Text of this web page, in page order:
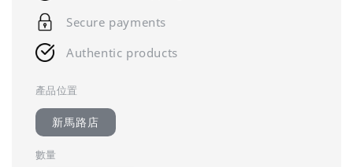
Secure payments
Authentic products
產品位置
新馬路店
數量